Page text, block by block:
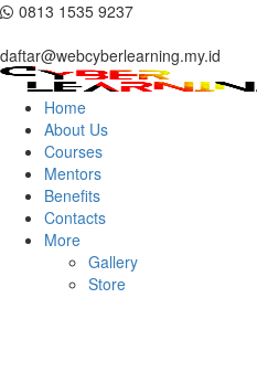
0813 1535 9237
daftar@webcyberlearning.my.id
Home
About Us
Courses
Mentors
Benefits
Contacts
More
Gallery
Store